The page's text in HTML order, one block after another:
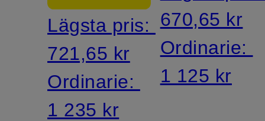
Lägsta pris:
721,65 kr
Ordinarie:
1 235 kr
670,65 kr
Ordinarie:
1 125 kr